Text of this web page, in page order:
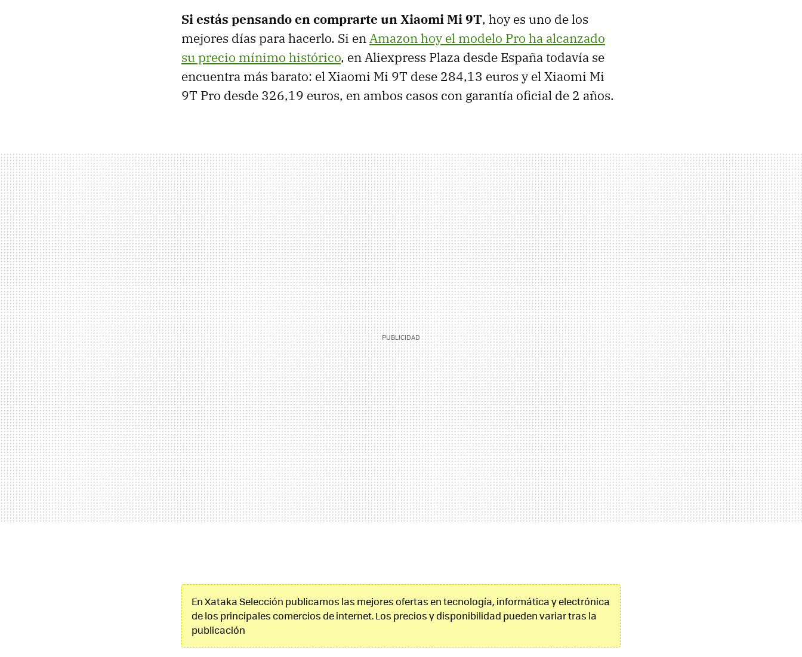
Si estás pensando en comprarte un Xiaomi Mi 9T, hoy es uno de los
mejores días para hacerlo. Si enAmazon hoy el modelo Pro ha alcanzado
su precio mínimo histórico, en Aliexpress Plaza desde España todavía se
encuentra más barato: el Xiaomi Mi 9T dese 284,13 euros y el Xiaomi Mi
9T Pro desde 326,19 euros, en ambos casos con garantía oficial de 2 años.
En Xataka Selección publicamos las mejores ofertas en tecnología, informática y electrónica
de los principales comercios de internet. Los precios y disponibilidad pueden variar tras la
publicación